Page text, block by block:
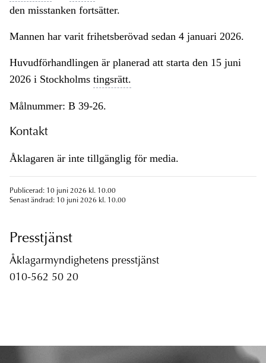
den misstanken fortsätter.
Mannen har varit frihetsberövad sedan 4 januari 2026.
Huvudförhandlingen är planerad att starta den 15 juni
2026 i Stockholms tingsrätt.
Målnummer: B 39-26.
Kontakt
Åklagaren är inte tillgänglig för media.
Publicerad: 10 juni 2026 kl. 10.00
Senast ändrad: 10 juni 2026 kl. 10.00
Presstjänst
Åklagarmyndighetens presstjänst
010-562 50 20